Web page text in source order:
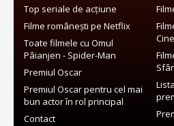
Top seriale de acțiune
Filme românești pe Netflix
Toate filmele cu Omul
Pâianjen - Spider-Man
Premiul Oscar
Premiul Oscar pentru cel mai
bun actor în rol principal
Contact